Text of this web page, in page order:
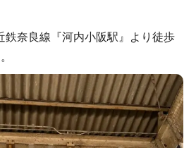
鉄奈良線『河内小阪駅』より徒歩